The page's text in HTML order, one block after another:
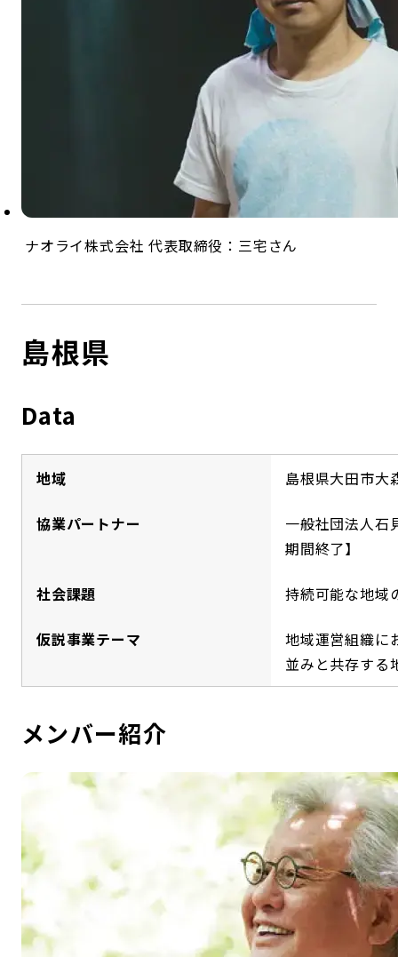
ナオライ株式会社 代表取締役：三宅さん
島根県
Data
地域 島根県大田市大
協業パートナー
一般社団法人石
期間終了】
社会課題 持続可能な地域
仮説事業テーマ
地域運営組織に
並みと共存する
メンバー紹介